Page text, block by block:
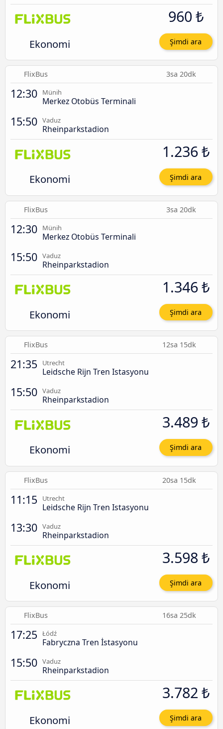
Ekonomi
960 ₺
Şimdi ara
FlixBus 3sa 20dk
12:30 Münih
Merkez Otobüs Terminali
15:50 Vaduz
Rheinparkstadion
Ekonomi
1.236 ₺
Şimdi ara
FlixBus 3sa 20dk
12:30 Münih
Merkez Otobüs Terminali
15:50 Vaduz
Rheinparkstadion
Ekonomi
1.346 ₺
Şimdi ara
FlixBus 12sa 15dk
21:35 Utrecht
Leidsche Rijn Tren Istasyonu
15:50 Vaduz
Rheinparkstadion
Ekonomi
3.489 ₺
Şimdi ara
FlixBus 20sa 15dk
11:15 Utrecht
Leidsche Rijn Tren Istasyonu
13:30 Vaduz
Rheinparkstadion
Ekonomi
3.598 ₺
Şimdi ara
FlixBus 16sa 25dk
17:25 Łódź
Fabryczna Tren İstasyonu
15:50 Vaduz
Rheinparkstadion
Ekonomi
3.782 ₺
Şimdi ara